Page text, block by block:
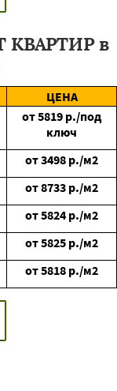
в
ЦЕНА
от5819 р./под
ключ
от3498 р./м2
от8733 р./м2
от5824 р./м2
от5825 р./м2
от5818 р./м2